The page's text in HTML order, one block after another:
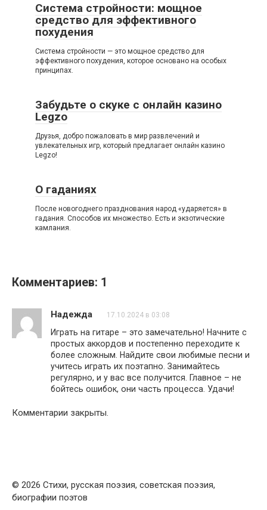
Система стройности: мощное
средство для эффективного
похудения
Система стройности — это мощное средство для
эффективного похудения, которое основано на особых
принципах.
Забудьте о скуке с онлайн казино
Legzo
Друзья, добро пожаловать в мир развлечений и
увлекательных игр, который предлагает онлайн казино
Legzo!
О гаданиях
После новогоднего празднования народ «ударяется» в
гадания. Способов их множество. Есть и экзотические
камлания.
Комментариев: 1
Надежда 17.10.2024 в 03:08
Играть на гитаре – это замечательно! Начните с
простых аккордов и постепенно переходите к
более сложным. Найдите свои любимые песни и
учитесь играть их поэтапно. Занимайтесь
регулярно, и у вас все получится. Главное – не
бойтесь ошибок, они часть процесса. Удачи!
Комментарии закрыты.
© 2026 Стихи, русская поэзия, советская поэзия,
биографии поэтов